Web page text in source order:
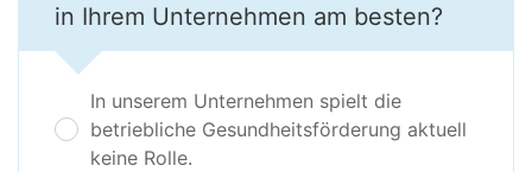
in Ihrem Unternehmen am besten?
In unserem Unternehmen spielt die
betriebliche Gesundheitsförderung aktuell
keine Rolle.